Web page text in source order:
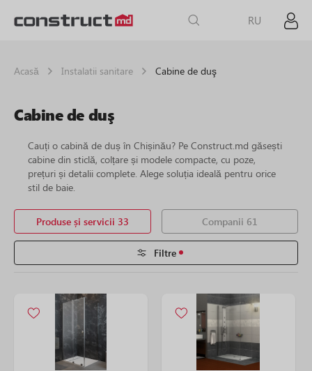
RU
Acasă Instalatii sanitare Cabine de duş
Cabine de duş
Cauți o cabină de duș în Chișinău? Pe Construct.md găsești
cabine din sticlă, colțare și modele compacte, cu poze,
prețuri și detalii complete. Alege soluția ideală pentru orice
stil de baie.
Produse și servicii 33 Companii 61
Filtre